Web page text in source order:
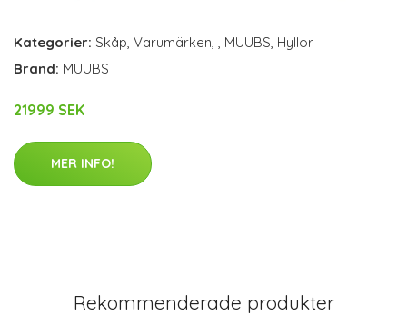
Kategorier: Skåp, Varumärken, , MUUBS, Hyllor
Brand: MUUBS
21999 SEK
MER INFO!
Rekommenderade produkter